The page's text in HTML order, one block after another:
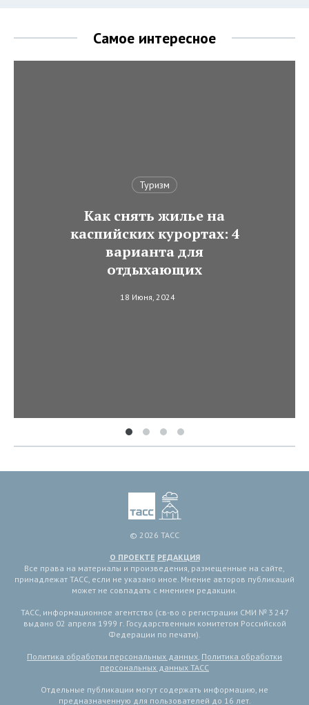
Самое интересное
Туризм
Как снять жилье на
каспийских курортах: 4
варианта для
отдыхающих
18 Июня, 2024
© 2026 ТАСС
О ПРОЕКТЕ РЕДАКЦИЯ
Все права на материалы и произведения, размещенные на сайте,
принадлежат ТАСС, если не указано иное. Мнение авторов публикаций
может не совпадать с мнением редакции.
ТАСС, информационное агентство (св-во о регистрации СМИ № 3 247
выдано 02 апреля 1999 г. Государственным комитетом Российской
Федерации по печати).
Политика обработки персональных данных, Политика обработки
персональных данных ТАСС
Отдельные публикации могут содержать информацию, не
предназначенную для пользователей до 16 лет.